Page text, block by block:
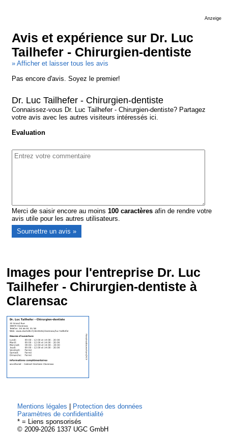
Anzeige
Avis et expérience sur Dr. Luc
Tailhefer - Chirurgien-dentiste
» Afficher et laisser tous les avis
Pas encore d'avis. Soyez le premier!
Dr. Luc Tailhefer - Chirurgien-dentiste
Connaissez-vous Dr. Luc Tailhefer - Chirurgien-dentiste? Partagez
votre avis avec les autres visiteurs intéressés ici.
Evaluation
Merci de saisir encore au moins100 caractères afin de rendre votre
avis utile pour les autres utilisateurs.
Images pour l'entreprise Dr. Luc
Tailhefer - Chirurgien-dentiste à
Clarensac
Mentions légales
Protection des données
Paramètres de confidentialité
* = Liens sponsorisés
© 2009-2026 1337 UGC GmbH